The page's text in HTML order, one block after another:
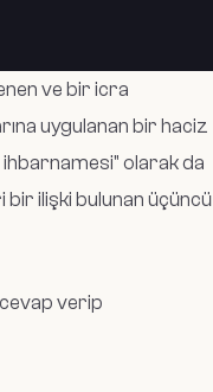
ve bir icra
uygulanan bir haciz
olarak da
bir ilişki bulunan üçüncü
verip